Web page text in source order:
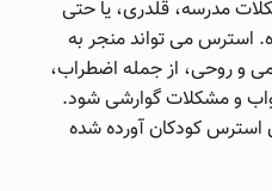
مدرسه، قلدری، یا حتی
استرس می تواند منجر به
روحی، از جمله اضطراب،
و مشکلات گوارشی شود.
استرس کودکان آورده شده